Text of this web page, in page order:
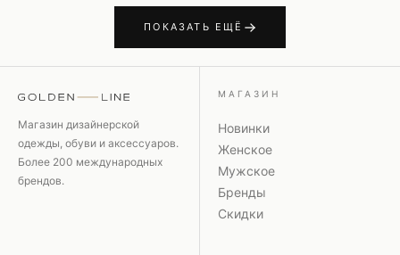
ПОКАЗАТЬ ЕЩЁ
Магазин дизайнерской
одежды, обуви и аксессуаров.
Более 200 международных
брендов.
МАГАЗИН
Новинки
Женское
Мужское
Бренды
Скидки